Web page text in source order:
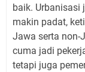
baik. Urbanisasi
makin padat,
Jawa serta non-
cuma jadi
tetapi juga